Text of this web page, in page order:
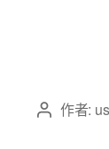
作者: